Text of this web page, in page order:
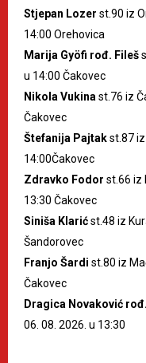
Stjepan Lozer st.90 iz
14:00 Orehovica
Marija Gyöfi rođ. Fileš
u 14:00 Čakovec
Nikola Vukina st.76 iz
Čakovec
Štefanija Pajtakst.87
14:00Čakovec
Zdravko Fodor st.66 iz
13:30 Čakovec
Siniša Klarićst.48 iz
Šandorovec
Franjo Šardi st.80 iz
Čakovec
Dragica Novaković
06. 08. 2026. u 13:30